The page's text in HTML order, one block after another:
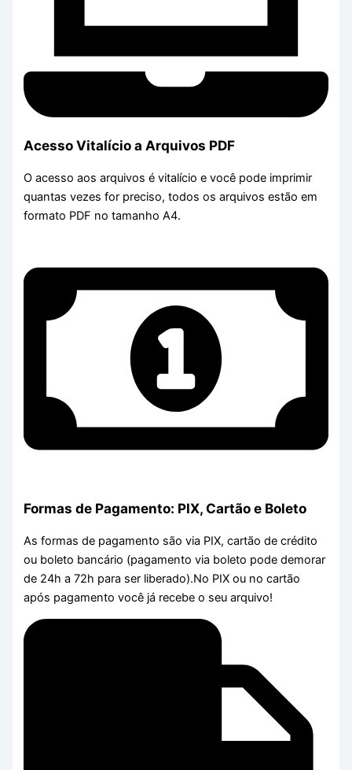
Acesso Vitalício a Arquivos PDF
O acesso aos arquivos é vitalício e você pode imprimir
quantas vezes for preciso, todos os arquivos estão em
formato PDF no tamanho A4.
Formas de Pagamento: PIX, Cartão e Boleto
As formas de pagamento são via PIX, cartão de crédito
ou boleto bancário (pagamento via boleto pode demorar
de 24h a 72h para ser liberado).No PIX ou no cartão
após pagamento você já recebe o seu arquivo!